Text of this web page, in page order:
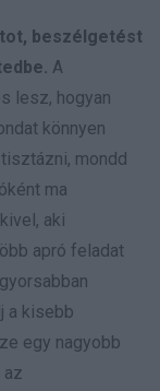
beszélgetést
A
lesz, hogyan
könnyen
mondd
ma
aki
apró feladat
a kisebb
egy nagyobb